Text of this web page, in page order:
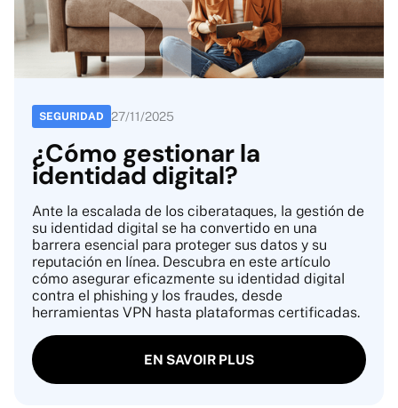
SEGURIDAD 27/11/2025
¿Cómo gestionar la
identidad digital?
Ante la escalada de los ciberataques, la gestión de
su identidad digital se ha convertido en una
barrera esencial para proteger sus datos y su
reputación en línea. Descubra en este artículo
cómo asegurar eficazmente su identidad digital
contra el phishing y los fraudes, desde
herramientas VPN hasta plataformas certificadas.
EN SAVOIR PLUS